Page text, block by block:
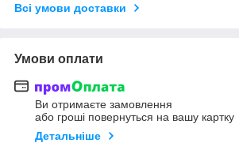
Всі умови доставки
Умови оплати
Ви отримаєте замовлення
або гроші повернуться на вашу картку
Детальніше